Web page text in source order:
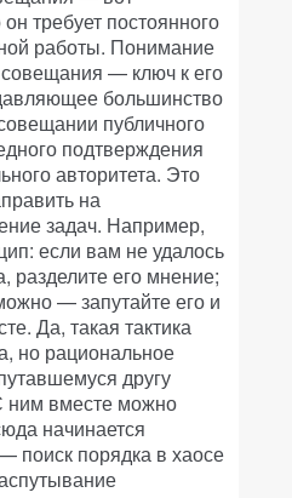
требует постоянного
работы. Понимание
— ключ к его
большинство
публичного
подтверждения
авторитета. Это
на
задач. Например,
если вам не удалось
разделите его мнение;
— запутайте его и
Да, такая тактика
но рациональное
другу
ним вместе можно
начинается
поиск порядка в хаосе